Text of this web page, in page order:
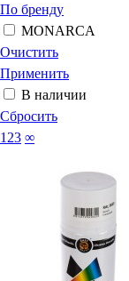
По бренду
MONARCA
Очистить
Применить
В наличии
Сбросить
123 ∞